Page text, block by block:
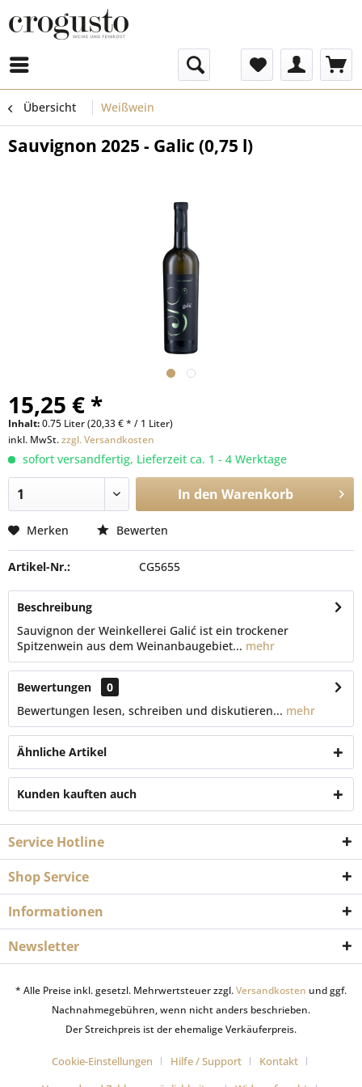
Übersicht Weißwein
Sauvignon 2025 - Galic (0,75 l)
15,25 € *
Inhalt:0.75 Liter (20,33 € * / 1 Liter)
inkl. MwSt.zzgl. Versandkosten
sofort versandfertig, Lieferzeit ca. 1 - 4 Werktage
In den Warenkorb
Merken Bewerten
Artikel-Nr.: CG5655
Beschreibung
Sauvignon der Weinkellerei Galić ist ein trockener
Spitzenwein aus dem Weinanbaugebiet... mehr
Bewertungen
0
Bewertungen lesen, schreiben und diskutieren... mehr
Ähnliche Artikel
Kunden kauften auch
Service Hotline
Shop Service
Informationen
Newsletter
* Alle Preise inkl. gesetzl. Mehrwertsteuer zzgl.Versandkosten und ggf.
Nachnahmegebühren, wenn nicht anders beschrieben.
Der Streichpreis ist der ehemalige Verkäuferpreis.
Cookie-Einstellungen Hilfe / Support
Kontakt